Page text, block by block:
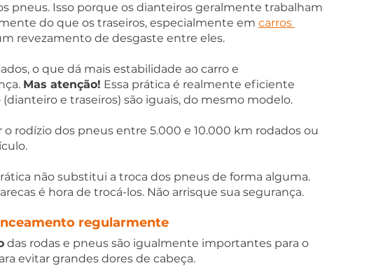
pneus. Isso porque os dianteiros geralmente trabalham
do que os traseiros, especialmente em carros
revezamento de desgaste entre eles.
o que dá mais estabilidade ao carro e
Mas atenção! Essa prática é realmente eficiente
e traseiros) são iguais, do mesmo modelo.
rodízio dos pneus entre 5.000 e 10.000 km rodados ou
não substitui a troca dos pneus de forma alguma.
é hora de trocá-los. Não arrisque sua segurança.
regularmente
das rodas e pneus são igualmente importantes para o
evitar grandes dores de cabeça.